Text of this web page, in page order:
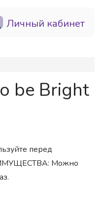
Личный кабинет
be Bright
перед
Можно